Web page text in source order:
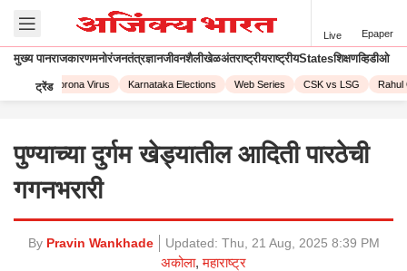
Live Epaper
मुख्य पानराजकारणमनोरंजनतंत्रज्ञानजीवनशैलीखेळअंतराष्ट्रीयराष्ट्रीयStatesशिक्षणव्हिडीओ
ट्रेंडCorona Virus Karnataka Elections Web Series CSK vs LSG Rahul
पुण्याच्या दुर्गम खेड्यातील आदिती पारठेची
गगनभरारी
By Pravin Wankhade Updated: Thu, 21 Aug, 2025 8:39 PM
अकोला,महाराष्ट्र